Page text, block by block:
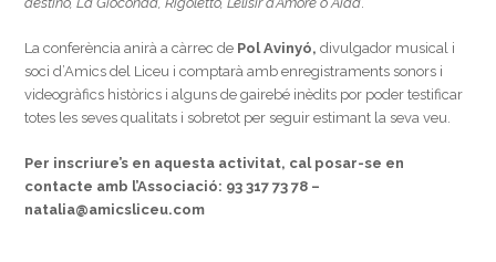
La conferència anirà a càrrec de Pol Avinyó, divulgador musical i
soci d’Amics del Liceu i comptarà amb enregistraments sonors i
videogràfics històrics i alguns de gairebé inèdits por poder testificar
totes les seves qualitats i sobretot per seguir estimant la seva veu.
Per inscriure’s en aquesta activitat, cal posar-se en
contacte amb l’Associació: 93 317 73 78 –
natalia@amicsliceu.com